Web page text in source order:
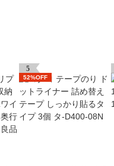
5
52%OFF